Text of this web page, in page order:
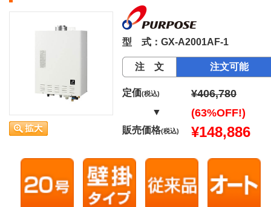
型 式：GX-A2001AF-1
注 文 注文可能
定価(税込) ¥406,780
▼ (63%OFF!)
販売価格(税込) ¥148,886